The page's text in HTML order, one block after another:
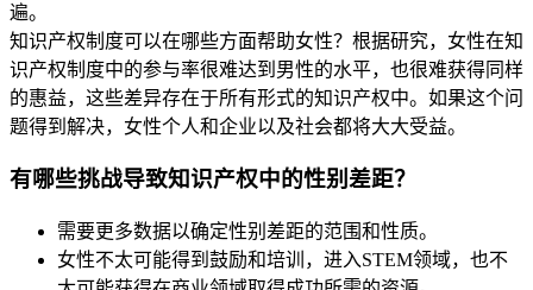
遍。
知识产权制度可以在哪些方面帮助女性？根据研究，女性在知
识产权制度中的参与率很难达到男性的水平，也很难获得同样
的惠益，这些差异存在于所有形式的知识产权中。如果这个问
题得到解决，女性个人和企业以及社会都将大大受益。
有哪些挑战导致知识产权中的性别差距？
需要更多数据以确定性别差距的范围和性质。
女性不太可能得到鼓励和培训，进入STEM领域，也不